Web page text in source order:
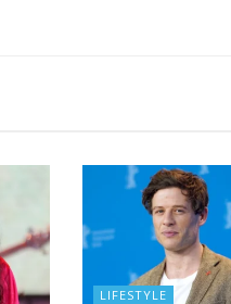
LIFESTYLE